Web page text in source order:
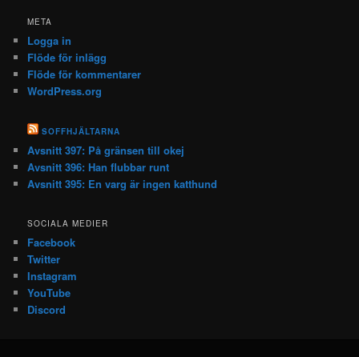
META
Logga in
Flöde för inlägg
Flöde för kommentarer
WordPress.org
SOFFHJÄLTARNA
Avsnitt 397: På gränsen till okej
Avsnitt 396: Han flubbar runt
Avsnitt 395: En varg är ingen katthund
SOCIALA MEDIER
Facebook
Twitter
Instagram
YouTube
Discord